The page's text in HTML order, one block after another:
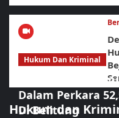
Hukum dan
Hukum Dan Kriminal
Polda Babel
Dalam Perkara
Di Belitung